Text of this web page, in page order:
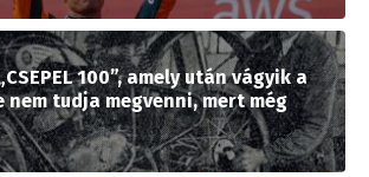
100”, amely után vágyik a
nem tudja megvenni, mert még